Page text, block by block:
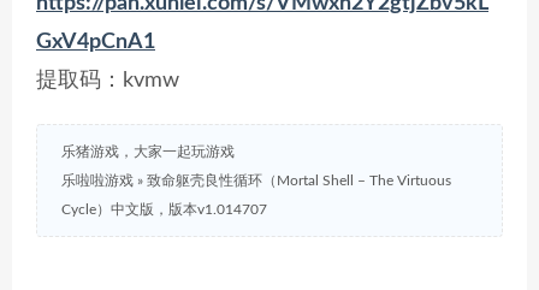
GxV4pCnA1
提取码：kvmw
乐猪游戏，大家一起玩游戏
乐啦啦游戏 » 致命躯壳良性循环（Mortal Shell – The Virtuous
Cycle）中文版，版本v1.014707